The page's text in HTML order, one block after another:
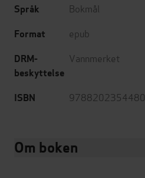
Språk Bokmål
Format epub
DRM-
beskyttelse
Vannmerket
ISBN 9788202354480
Om boken